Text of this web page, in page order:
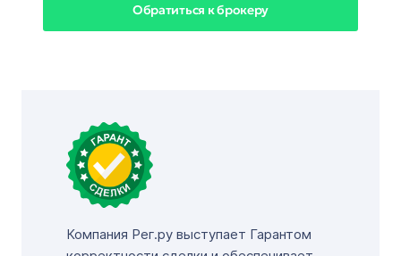
Обратиться к брокеру
Компания Рег.ру выступает Гарантом